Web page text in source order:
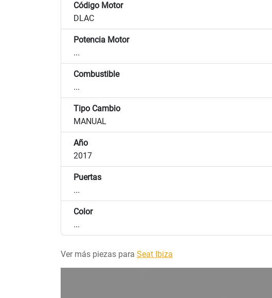
Código Motor
DLAC
Potencia Motor
...
Combustible
...
Tipo Cambio
MANUAL
Año
2017
Puertas
...
Color
...
Ver más piezas para Seat Ibiza